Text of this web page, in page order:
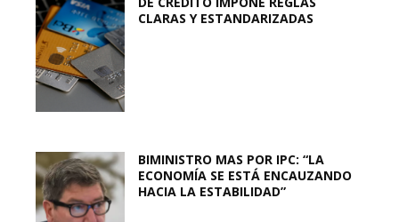
CLARAS Y ESTANDARIZADAS
BIMINISTRO MAS POR IPC: “LA
ECONOMÍA SE ESTÁ ENCAUZANDO
HACIA LA ESTABILIDAD”